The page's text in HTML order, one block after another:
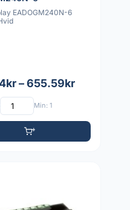
EADOGM240N-6
– 655.59kr
Min: 1